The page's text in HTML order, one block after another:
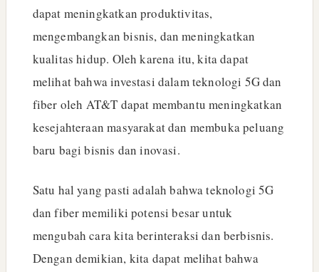
dapat meningkatkan produktivitas,
mengembangkan bisnis, dan meningkatkan
kualitas hidup. Oleh karena itu, kita dapat
melihat bahwa investasi dalam teknologi 5G dan
fiber oleh AT&T dapat membantu meningkatkan
kesejahteraan masyarakat dan membuka peluang
baru bagi bisnis dan inovasi.
Satu hal yang pasti adalah bahwa teknologi 5G
dan fiber memiliki potensi besar untuk
mengubah cara kita berinteraksi dan berbisnis.
Dengan demikian, kita dapat melihat bahwa